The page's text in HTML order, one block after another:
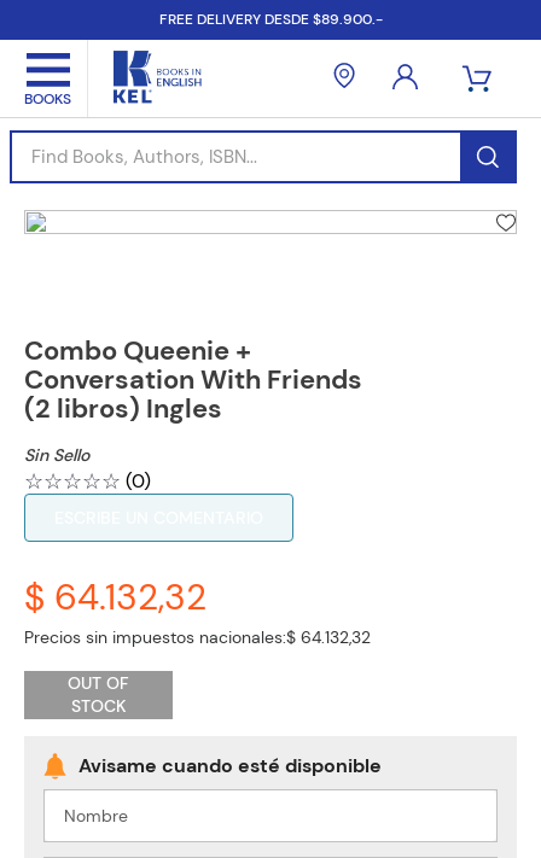
FREE DELIVERY DESDE $89.900.-
Find Books, Authors, ISBN...
Combo Queenie +
Conversation With Friends
(2 libros) Ingles
Sin Sello
☆☆☆☆☆ (0)
$ 64.132,32
Precios sin impuestos nacionales:$ 64.132,32
OUT OF
STOCK